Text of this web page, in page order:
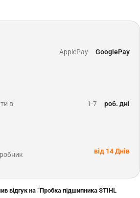
ApplePay GooglePay
в
1-7 роб. дні
від 14 Днів
відгук на “Пробка підшипника STIHL